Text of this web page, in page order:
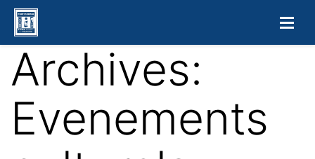
Archives:
Evenements